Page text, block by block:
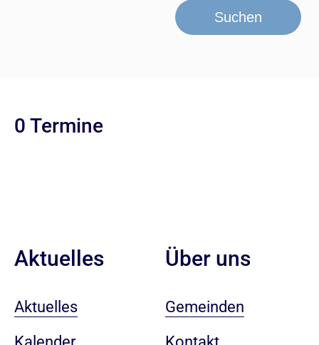
Suchen
0 Termine
Aktuelles
Aktuelles
Über uns
Gemeinden